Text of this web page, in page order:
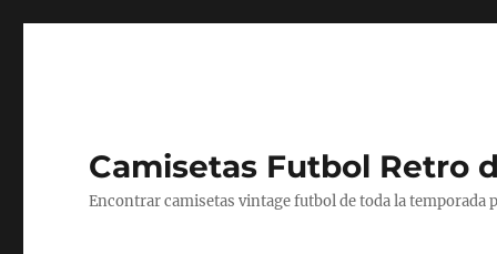
Camisetas Futbol Retro
Encontrar camisetas vintage futbol de toda la temporada